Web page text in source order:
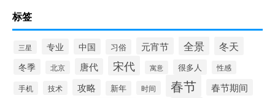
标签
三星 专业 中国 习俗 元宵节 全景 冬天
冬季 北京 唐代 宋代 寓意 很多人 性感
手机 技术 攻略 新年 时间 春节
春节期间